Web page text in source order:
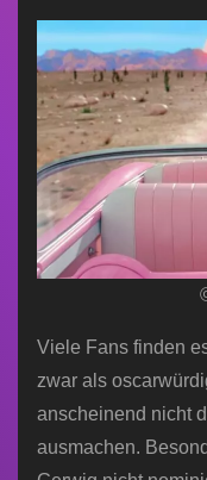
Viele Fans finden
zwar als
anscheinend nicht
ausmachen.